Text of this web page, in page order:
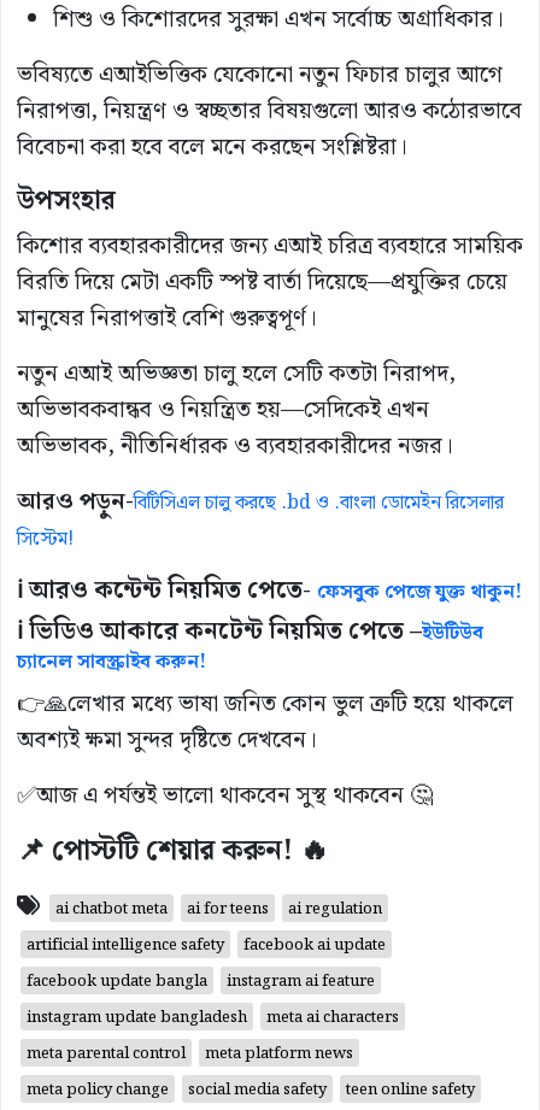
শিশু ও কিশোরদের সুরক্ষা এখন সর্বোচ্চ অগ্রাধিকার।
ভবিষ্যতে এআইভিত্তিক যেকোনো নতুন ফিচার চালুর আগে
নিরাপত্তা, নিয়ন্ত্রণ ও স্বচ্ছতার বিষয়গুলো আরও কঠোরভাবে
বিবেচনা করা হবে বলে মনে করছেন সংশ্লিষ্টরা।
উপসংহার
কিশোর ব্যবহারকারীদের জন্য এআই চরিত্র ব্যবহারে সাময়িক
বিরতি দিয়ে মেটা একটি স্পষ্ট বার্তা দিয়েছে—প্রযুক্তির চেয়ে
মানুষের নিরাপত্তাই বেশি গুরুত্বপূর্ণ।
নতুন এআই অভিজ্ঞতা চালু হলে সেটি কতটা নিরাপদ,
অভিভাবকবান্ধব ও নিয়ন্ত্রিত হয়—সেদিকেই এখন
অভিভাবক, নীতিনির্ধারক ও ব্যবহারকারীদের নজর।
আরও পড়ুন-বিটিসিএল চালু করছে .bd ও .বাংলা ডোমেইন রিসেলার
সিস্টেম!
ℹ️ আরও কন্টেন্ট নিয়মিত পেতে- ফেসবুক পেজে যুক্ত থাকুন!
ℹ️ ভিডিও আকারে কনটেন্ট নিয়মিত পেতে –ইউটিউব
চ্যানেল সাবস্ক্রাইব করুন!
👉🙏লেখার মধ্যে ভাষা জনিত কোন ভুল ত্রুটি হয়ে থাকলে
অবশ্যই ক্ষমা সুন্দর দৃষ্টিতে দেখবেন।
✅আজ এ পর্যন্তই ভালো থাকবেন সুস্থ থাকবেন 🤔
📌 পোস্টটি শেয়ার করুন! 🔥
ai chatbot meta ai for teens
ai regulation
artificial intelligence safety
facebook ai update
facebook update bangla
instagram ai feature
instagram update bangladesh
meta ai characters
meta parental control
meta platform news
meta policy change
social media safety
teen online safety